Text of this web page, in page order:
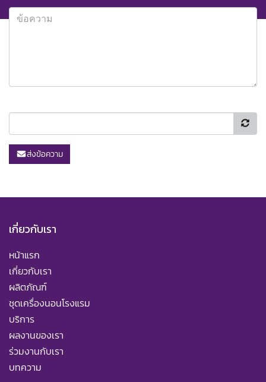
ส่งข้อความ
เกี่ยวกับเรา
หน้าแรก
เกี่ยวกับเรา
ผลิตภัณฑ์
ชุดเครื่องนอนโรงแรม
บริการ
ผลงานของเรา
ร่วมงานกับเรา
บทความ